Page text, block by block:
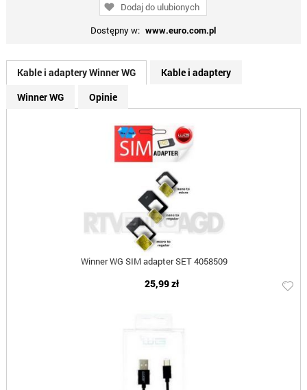
Dodaj do ulubionych
Dostępny w: www.euro.com.pl
Kable i adaptery Winner WG
Kable i adaptery
Winner WG
Opinie
Winner WG SIM adapter SET 4058509
25,99 zł